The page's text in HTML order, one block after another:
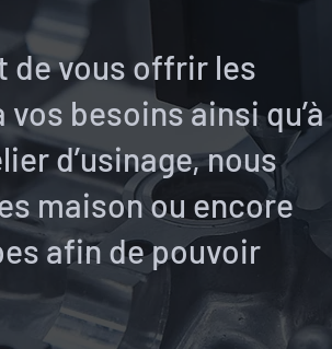
de vous offrir les
besoins ainsi qu’à
d’usinage, nous
maison ou encore
afin de pouvoir